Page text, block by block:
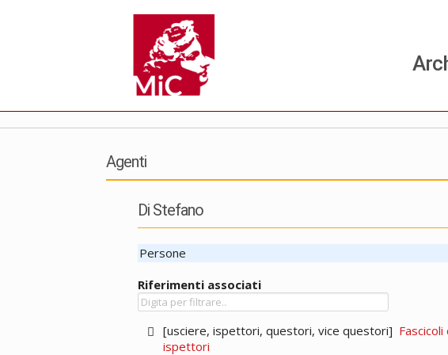
Agenti
Di Stefano
Persone
Riferimenti associati
[usciere, ispettori, questori, vice questori]
ispettori